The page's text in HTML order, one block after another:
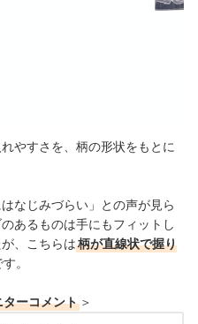
やすさを、柄の形状をもとに
なじみづらい」との声が見ら
あるものは手にもフィットし
、こちらは柄が直線状で握り
。
ーコメント ＞